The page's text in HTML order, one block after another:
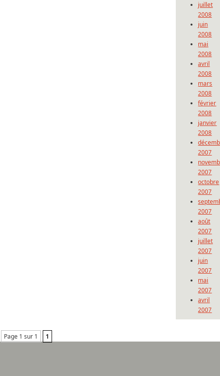
juillet
2008
juin
2008
mai
2008
avril
2008
mars
2008
février
2008
janvier
2008
2007
2007
octobre
2007
2007
août
2007
juillet
2007
juin
2007
mai
2007
avril
2007
Page 1 sur 1 1